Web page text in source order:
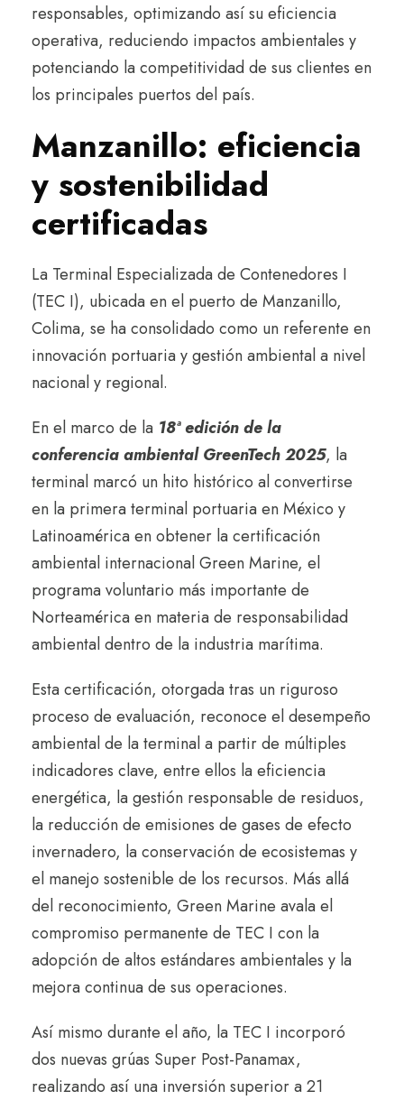
responsables, optimizando así su eficiencia
operativa, reduciendo impactos ambientales y
potenciando la competitividad de sus clientes en
los principales puertos del país.
Manzanillo: eficiencia
y sostenibilidad
certificadas
La Terminal Especializada de Contenedores I
(TEC I), ubicada en el puerto de Manzanillo,
Colima, se ha consolidado como un referente en
innovación portuaria y gestión ambiental a nivel
nacional y regional.
En el marco de la 18ª edición de la
conferencia ambiental GreenTech 2025, la
terminal marcó un hito histórico al convertirse
en la primera terminal portuaria en México y
Latinoamérica en obtener la certificación
ambiental internacional Green Marine, el
programa voluntario más importante de
Norteamérica en materia de responsabilidad
ambiental dentro de la industria marítima.
Esta certificación, otorgada tras un riguroso
proceso de evaluación, reconoce el desempeño
ambiental de la terminal a partir de múltiples
indicadores clave, entre ellos la eficiencia
energética, la gestión responsable de residuos,
la reducción de emisiones de gases de efecto
invernadero, la conservación de ecosistemas y
el manejo sostenible de los recursos. Más allá
del reconocimiento, Green Marine avala el
compromiso permanente de TEC I con la
adopción de altos estándares ambientales y la
mejora continua de sus operaciones.
Así mismo durante el año, la TEC I incorporó
dos nuevas grúas Super Post-Panamax,
realizando así una inversión superior a 21